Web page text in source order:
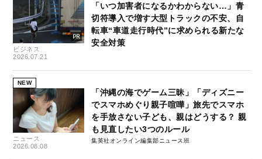
ビジネス
2026.07.21
「いつ加害者になるかわからない…」青
切符導入で増す大型トラックの不安、自
転車“車道走行時代”に求められる新たな
安全対策
NEW
ニュース
2026.08.08
「沖縄の海でゲーム三昧」「ディズニー
でスマホめぐり親子喧嘩」旅先でスマホ
を手放さない子ども、親はどうする？ 親
も見直したい3つのルール
集英社オンライン編集部ニュース班